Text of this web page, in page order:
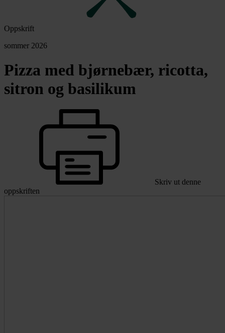
Oppskrift
sommer 2026
Pizza med bjørnebær, ricotta,
sitron og basilikum
Skriv ut denne
oppskriften